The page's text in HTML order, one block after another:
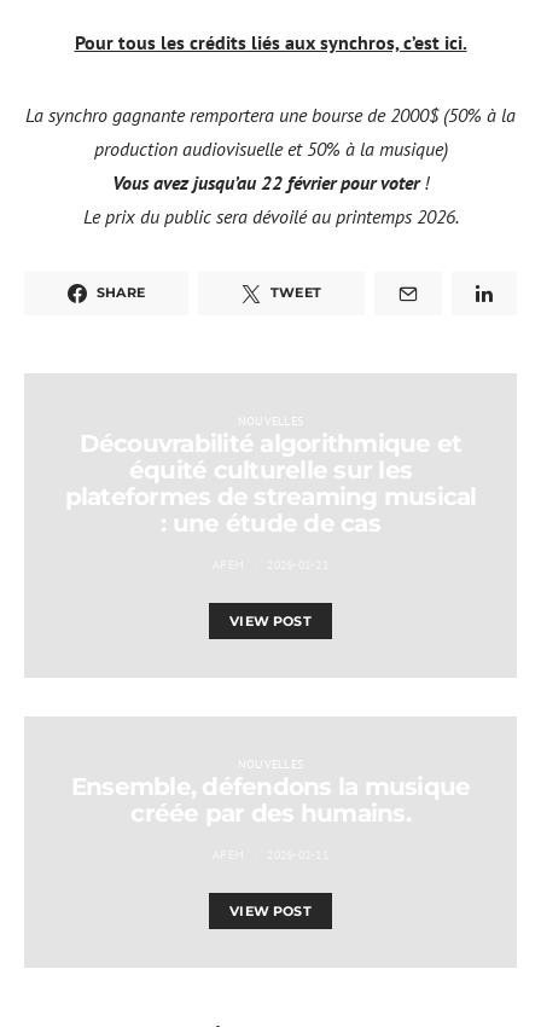
Pour tous les crédits liés aux synchros, c’est ici.
La synchro gagnante remportera une bourse de 2000$ (50% à la
production audiovisuelle et 50% à la musique)
Vous avez jusqu’au 22 février pour voter!
Le prix du public sera dévoilé au printemps 2026.
SHARE TWEET
NOUVELLES
Découvrabilité algorithmique et
équité culturelle sur les
plateformes de streaming musical
: une étude de cas
VIEW POST
NOUVELLES
Ensemble, défendons la musique
créée par des humains.
VIEW POST